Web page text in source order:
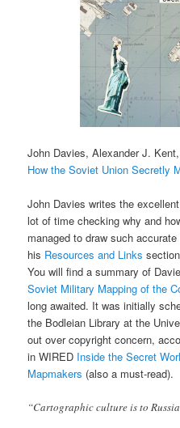
John Davies, Alexander J.
How the Soviet Union Secretly
John Davies writes the
lot of time checking why and
managed to draw such
his Resources and Links
You will find a summary of
Soviet Military Mapping of the
long awaited. It was initially
the Bodleian Library at the
out over copyright concern,
in WIRED Inside the Secret
Mapmakers (also a must-read).
“Cartographic culture is to